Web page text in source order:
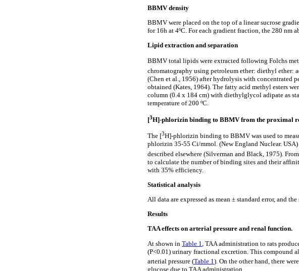
BBMV density
BBMV were placed on the top of a linear sucrose
for 16h at 4ºC. For each gradient fraction, the 280 nm
Lipid extraction and separation
BBMV total lipids were extracted following Folchs
chromatography using petroleum ether: diethyl ether:
(Chen et al., 1956) after hydrolysis with concentrated
obtained (Kates, 1964). The fatty acid methyl esters
column (0.4 x 184 cm) with diethylglycol adipate as
temperature of 200 ºC.
[3H]-phlorizin binding to BBMV from the proximal
The [3H]-phlorizin binding to BBMV was used to
phlorizin 35-55 Ci/mmol. (New England Nuclear.
described elsewhere (Silverman and Black, 1975).
to calculate the number of binding sites and their
with 35% efficiency.
Statistical analysis
All data are expressed as mean ± standard error, and
Results
TAA effects on arterial pressure and renal function.
At shown in Table 1 , TAA administration to rats
(P<0.01) urinary fractional excretion. This compound
arterial pressure (Table 1 ). On the other hand, there
glucose due to TAA administration.